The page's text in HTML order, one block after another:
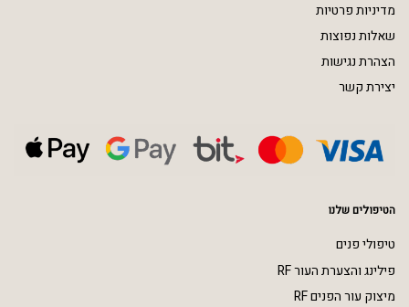
מדיניות פרטיות
שאלות נפוצות
הצהרת נגישות
יצירת קשר
הטיפולים שלנו
טיפולי פנים
פילינג והצערת העור RF
מיצוק עור הפנים RF